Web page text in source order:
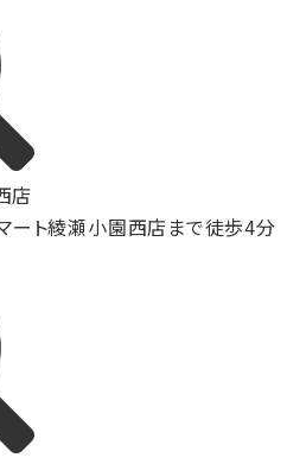
ート綾瀬小園西店まで徒歩4分